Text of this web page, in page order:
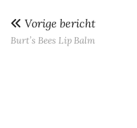
Vorige bericht
Burt’s Bees Lip Balm